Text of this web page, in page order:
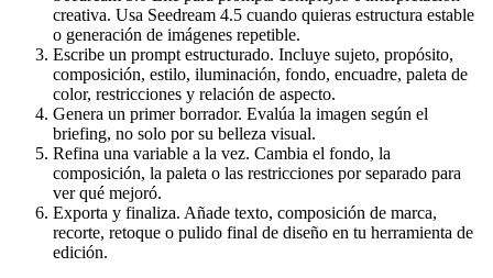
creativa. Usa Seedream 4.5 cuando quieras estructura estable
o generación de imágenes repetible.
Escribe un prompt estructurado. Incluye sujeto, propósito,
composición, estilo, iluminación, fondo, encuadre, paleta de
color, restricciones y relación de aspecto.
Genera un primer borrador. Evalúa la imagen según el
briefing, no solo por su belleza visual.
Refina una variable a la vez. Cambia el fondo, la
composición, la paleta o las restricciones por separado para
ver qué mejoró.
Exporta y finaliza. Añade texto, composición de marca,
recorte, retoque o pulido final de diseño en tu herramienta de
edición.